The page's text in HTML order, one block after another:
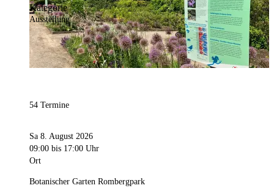
Kategorie
Ausstellung
54 Termine
Sa 8. August 2026
09:00 bis 17:00 Uhr
Ort
Botanischer Garten Rombergpark